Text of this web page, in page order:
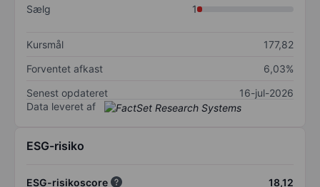
Sælg
1
Kursmål
177,82
Forventet afkast
6,03%
Senest opdateret
16-jul-2026
Data leveret af
ESG-risiko
ESG-risikoscore
18,12